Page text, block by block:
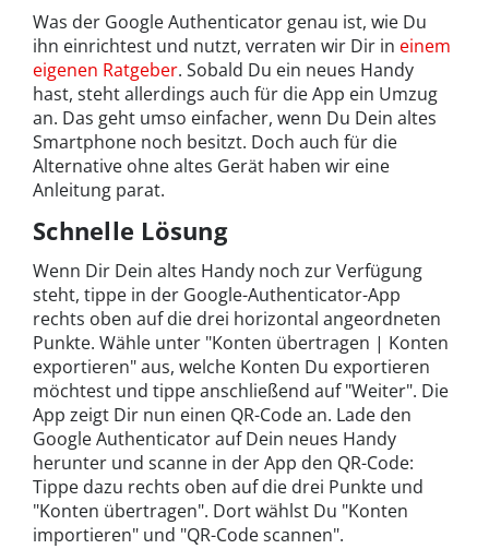
Was der Google Authenticator genau ist, wie Du
ihn einrichtest und nutzt, verraten wir Dir in einem
eigenen Ratgeber. Sobald Du ein neues Handy
hast, steht allerdings auch für die App ein Umzug
an. Das geht umso einfacher, wenn Du Dein altes
Smartphone noch besitzt. Doch auch für die
Alternative ohne altes Gerät haben wir eine
Anleitung parat.
Schnelle Lösung
Wenn Dir Dein altes Handy noch zur Verfügung
steht, tippe in der Google-Authenticator-App
rechts oben auf die drei horizontal angeordneten
Punkte. Wähle unter "Konten übertragen | Konten
exportieren" aus, welche Konten Du exportieren
möchtest und tippe anschließend auf "Weiter". Die
App zeigt Dir nun einen QR-Code an. Lade den
Google Authenticator auf Dein neues Handy
herunter und scanne in der App den QR-Code:
Tippe dazu rechts oben auf die drei Punkte und
"Konten übertragen". Dort wählst Du "Konten
importieren" und "QR-Code scannen".